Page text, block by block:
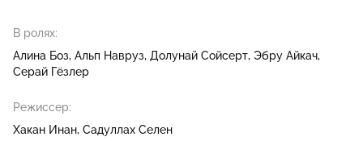
В ролях:
Алина Боз Альп Навруз Долунай Сойсерт Эбру Айкач
Серай Гёзлер
Режиссер:
Хакан Инан Садуллах Селен